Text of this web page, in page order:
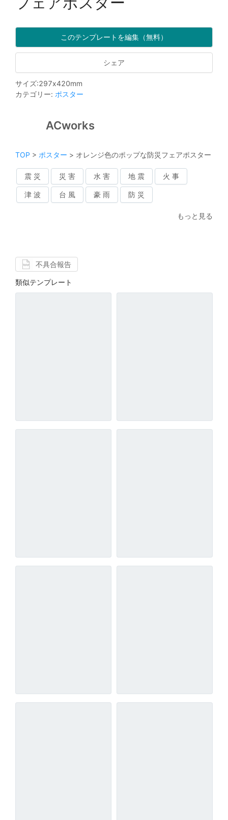
このテンプレートを編集（無料）
シェア
サイズ:297x420mm
カテゴリー: ポスター
ACworks
TOP > ポスター > オレンジ色のポップな防災フェアポスター
震 災 災 害 水 害 地 震 火 事
津 波 台 風 豪 雨 防 災
もっと見る
不具合報告
類似テンプレート